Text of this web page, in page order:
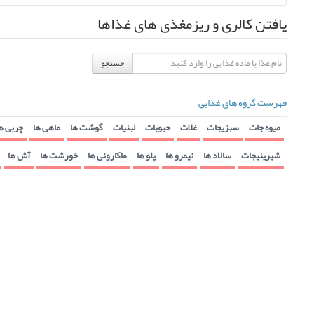
یافتن کالری و ریزمغذی های غذاها
جستجو
فهرست گروه های غذایی
میوه جات سبزیجات غلات حبوبات لبنیات گوشت ها ماهی ها چربی
شیرینیجات سالاد ها نیمرو ها پلو ها ماکارونی ها خورشت ها آش ها